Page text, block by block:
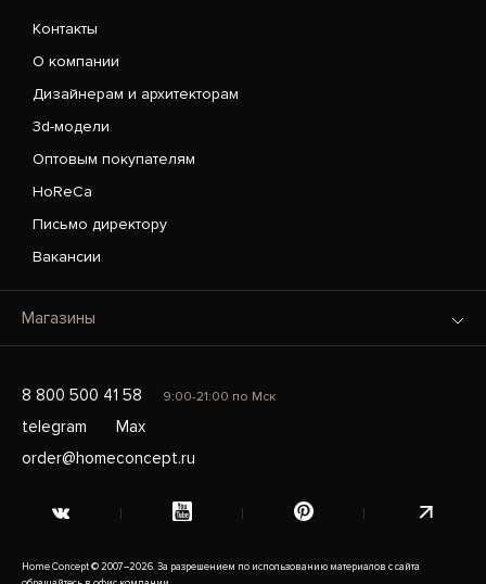
Контакты
О компании
Дизайнерам и архитекторам
3d-модели
Оптовым покупателям
HoReCa
Письмо директору
Вакансии
Магазины
8 800 500 41 58 9:00-21:00 по Мск
telegram
Max
order@homeconcept.ru
Home Concept © 2007–2026. За разрешением по использованию материалов с сайта